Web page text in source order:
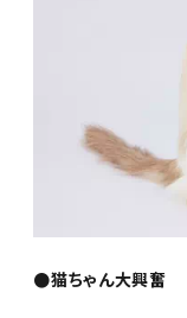
●猫ちゃん大興奮